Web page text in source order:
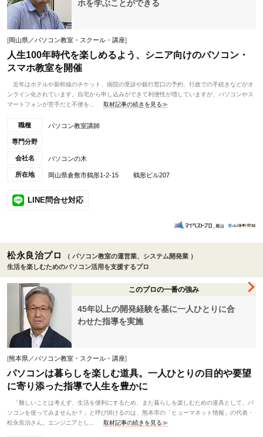
ホを学ぶことができる
[岡山県／パソコン教室・スクール・講座]
人生100年時代を楽しめるよう、シニア向けのパソコン・
スマホ教室を開催
近年はホテルや新幹線のチケット、病院の受診や銀行窓口の予約、行政での手続きなどがオ
ンライン化されています。自宅から申し込みができて利便性が増していますが、パソコンやス
マートフォンが苦手だと不便を...
取材記事の続きを見る≫
職種 パソコン教室講師
専門分野
会社名 パソコンの木
所在地 岡山県倉敷市鶴形1-2-15 鶴形ビル207
LINE問合せ対応
松永良治プロ
（ パソコン教室の運営業、システム開発業 ）
生活を楽しむためのパソコン活用を支援するプロ
このプロの一番の強み
45年以上の開発経験を基に一人ひとりに合
わせた指導を実施
[熊本県／パソコン教室・スクール・講座]
パソコンは暮らしを楽しむ道具。一人ひとりの目的や要望
に寄り添った指導で人生を豊かに
「難しいことは考えず、生活を便利にするため、また暮らしを楽しむための道具として、パ
ソコンを使ってみませんか？」と呼び掛けるのは、熊本市の「ヒューマネット情報」の代表・
松永良治さん。エンジニアとし...
取材記事の続きを見る≫